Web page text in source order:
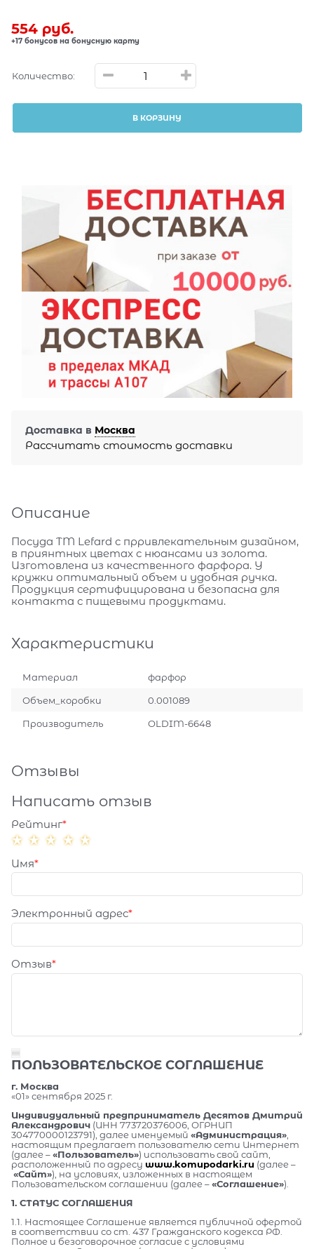
554 руб.
+17 бонусов на бонусную карту
Количество:
В КОРЗИНУ
Доставка в Москва
Рассчитать стоимость доставки
Описание
Посуда TM Lefard с прривлекательным дизайном,
в приянтных цветах с нюансами из золота.
Изготовлена из качественного фарфора. У
кружки оптимальный объем и удобная ручка.
Продукция сертифицирована и безопасна для
контакта с пищевыми продуктами.
Характеристики
Материал фарфор
Объем_коробки 0.001089
Производитель OLDIM-6648
Отзывы
Написать отзыв
Рейтинг
Имя
Электронный адрес
Отзыв
ПОЛЬЗОВАТЕЛЬСКОЕ СОГЛАШЕНИЕ
г. Москва
«01» сентября 2025 г.
Индивидуальный предприниматель Десятов Дмитрий
Александрович (ИНН 773720376006, ОГРНИП
304770000123791), далее именуемый «Администрация»
настоящим предлагает пользователю сети Интернет
(далее –«Пользователь») использовать свой сайт,
расположенный по адресу www.komupodarki.ru (далее –
«Сайт»), на условиях, изложенных в настоящем
Пользовательском соглашении (далее –«Соглашение»).
1. СТАТУС СОГЛАШЕНИЯ
1.1. Настоящее Соглашение является публичной офертой
в соответствии со ст. 437 Гражданского кодекса РФ.
Полное и безоговорочное согласие с условиями